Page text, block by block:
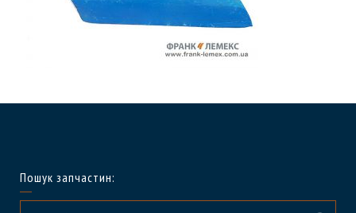
Пошук запчастин: